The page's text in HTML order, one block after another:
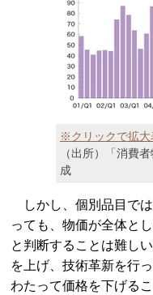
※クリックで拡大
（出所）「消費
成
しかし、個別品目で
っても、物価が全体と
と判断することは難し
を上げ、技術革新を行
わたって価格を下げる